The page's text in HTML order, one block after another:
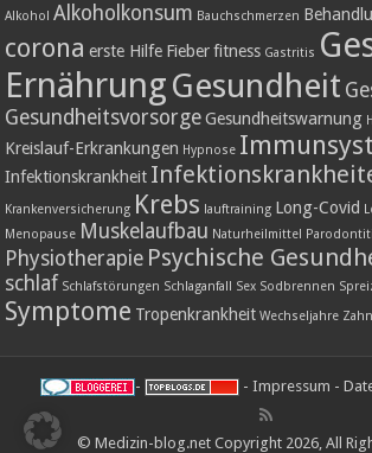
Alkohol Alkoholkonsum Bauchschmerzen
corona erste Hilfe Fieber fitness Gastritis
ErnährungGesundheit
Gesundheitsvorsorge Gesundheitswarnung
Kreislauf-Erkrankungen Hypnose
Infektionskrankheit
Krankenversicherung Krebs lauftraining Long-Covid
Menopause Muskelaufbau Naturheilmittel
Physiotherapie Psychische
schlaf Schlafstörungen Schlaganfall Sex Sodbrennen
Symptome Tropenkrankheit Wechseljahre
- - Impressum -
© Medizin-blog.net Copyright 2026, All